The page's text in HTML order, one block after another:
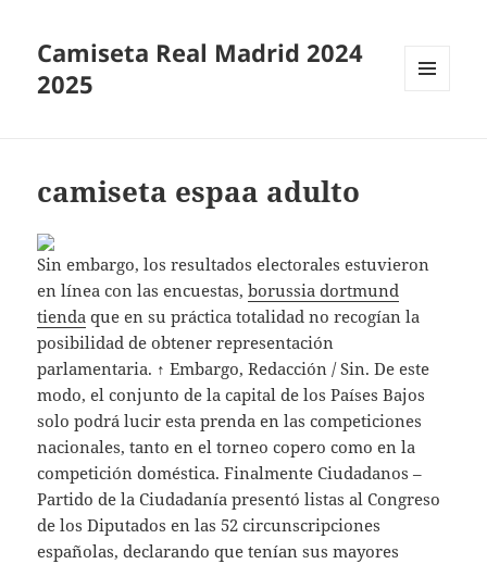
Camiseta Real Madrid 2024
2025
camiseta espaa adulto
Sin embargo, los resultados electorales estuvieron
en línea con las encuestas,borussia dortmund
tienda que en su práctica totalidad no recogían la
posibilidad de obtener representación
parlamentaria. ↑ Embargo, Redacción / Sin. De este
modo, el conjunto de la capital de los Países Bajos
solo podrá lucir esta prenda en las competiciones
nacionales, tanto en el torneo copero como en la
competición doméstica. Finalmente Ciudadanos –
Partido de la Ciudadanía presentó listas al Congreso
de los Diputados en las 52 circunscripciones
españolas, declarando que tenían sus mayores